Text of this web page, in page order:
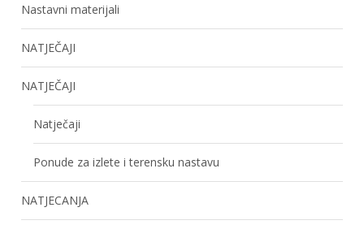
Nastavni materijali
NATJEČAJI
NATJEČAJI
Natječaji
Ponude za izlete i terensku nastavu
NATJECANJA